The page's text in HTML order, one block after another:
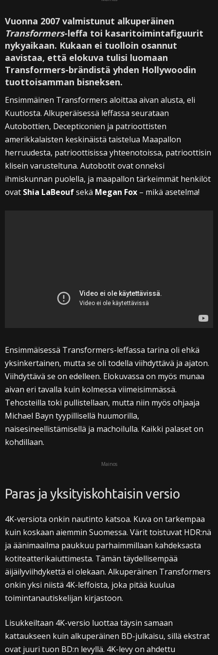
Vuonna 2007 valmistunut alkuperäinen
Transformers-leffa toi kasaritoimintafiguurit
nykyaikaan. Kukaan ei tuolloin osannut
aavistaa, että elokuva tulisi luomaan
Transformers-brändistä yhden Hollywoodin
tuottoisamman bisneksen.
Ensimmäinen Transformers aloittaa aivan alusta, eli
Kuutiosta. Alkuperäisessä leffassa seurataan
Autobottien, Decepticonien ja patrioottisten
amerikkalaisten keskinäistä taistelua Maapallon
herruudesta, patrioottisissa yhteenotoissa, patrioottisin
klisein varusteltuna. Autobotit ovat onneksi
ihmiskunnan puolella, ja maapallon tärkeimmät henkilöt
ovat Shia LaBeoufsekä Megan Fox – mikä asetelma!
Ensimmäisessä Transformers-leffassa tarina oli ehkä
yksinkertainen, mutta se oli todella viihdyttävä ja ajaton.
Viihdyttävä se on edelleen. Elokuvassa on myös munaa
aivan eri tavalla kuin kolmessa viimeisimmässä.
Tehosteilla toki pullistellaan, mutta niin myös ohjaaja
Michael Bayn tyypillisellä huumorilla,
naisesineellistämisellä ja machoilulla. Kaikki palaset on
kohdillaan.
Mainos
Paras ja yksityiskohtaisin versio
4K-versiota onkin nautinto katsoa. Kuva on tarkempaa
kuin koskaan aiemmin Suomessa. Värit toistuvat HDR:nä
ja äänimaailma paukkuu parhaimmillaan kahdeksasta
kotiteatterikaiuttimesta. Tämän täydellisempää
äijäilyviihdykettä ei olekaan. Alkuperäinen Transformers
onkin yksi niistä 4K-leffoista, joka pitää kuulua
toimintanautiskelijan kirjastoon.
Lisukkeiltaan 4K-versio luottaa täysin samaan
kattaukseen kuin alkuperäinen BD-julkaisu, sillä ekstrat
ovat juuri tuon BD:n levyllä. 4K-levy on ahdettu